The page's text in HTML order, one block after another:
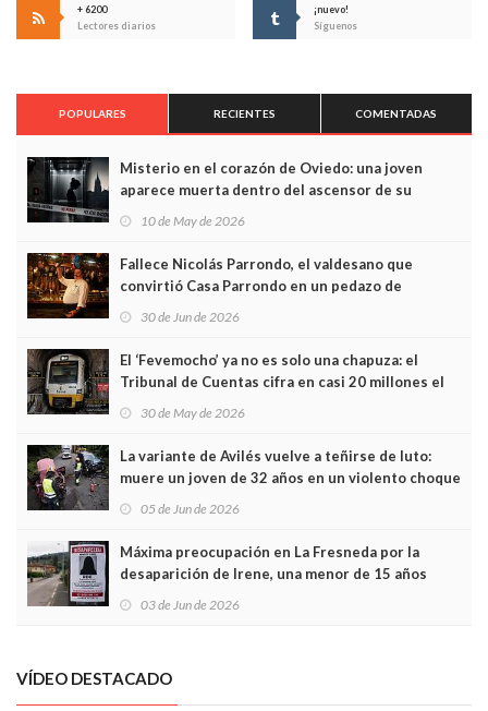
+ 6200
Lectores diarios
¡nuevo!
Síguenos
POPULARES RECIENTES COMENTADAS
Misterio en el corazón de Oviedo: una joven
aparece muerta dentro del ascensor de su
edificio y las cámaras captan sus últimos minutos
10 de May de 2026
Fallece Nicolás Parrondo, el valdesano que
convirtió Casa Parrondo en un pedazo de
Asturias en Madrid
30 de Jun de 2026
El ‘Fevemocho’ ya no es solo una chapuza: el
Tribunal de Cuentas cifra en casi 20 millones el
sobrecoste de los trenes que no cabían por los
30 de May de 2026
La variante de Avilés vuelve a teñirse de luto:
muere un joven de 32 años en un violento choque
frontal
05 de Jun de 2026
Máxima preocupación en La Fresneda por la
desaparición de Irene, una menor de 15 años
03 de Jun de 2026
VÍDEO DESTACADO